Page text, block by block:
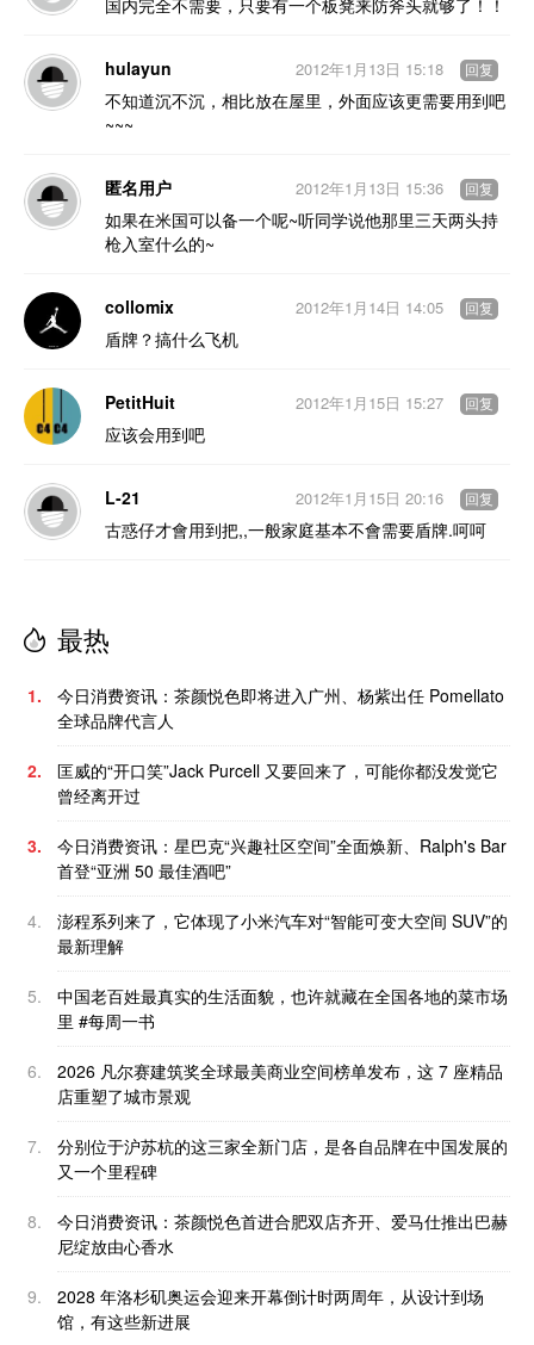
国内完全不需要，只要有一个板凳来防斧头就够了！！
hulayun
不知道沉不沉，相比放在屋里，外面应该更需要用到吧
~~~
2012年1月13日 15:18 回复
匿名用户
如果在米国可以备一个呢~听同学说他那里三天两头持
枪入室什么的~
2012年1月13日 15:36 回复
collomix
盾牌？搞什么飞机
2012年1月14日 14:05 回复
PetitHuit
应该会用到吧
2012年1月15日 15:27 回复
L-21
古惑仔才會用到把,,一般家庭基本不會需要盾牌.呵呵
2012年1月15日 20:16 回复
最热
1.
今日消费资讯：茶颜悦色即将进入广州、杨紫出任 Pomellato
全球品牌代言人
2.
匡威的“开口笑”Jack Purcell 又要回来了，可能你都没发觉它
曾经离开过
3.
今日消费资讯：星巴克“兴趣社区空间”全面焕新、Ralph's Bar
首登“亚洲 50 最佳酒吧”
4.
澎程系列来了，它体现了小米汽车对“智能可变大空间 SUV”的
最新理解
5.
中国老百姓最真实的生活面貌，也许就藏在全国各地的菜市场
里 #每周一书
6.
2026 凡尔赛建筑奖全球最美商业空间榜单发布，这 7 座精品
店重塑了城市景观
7.
分别位于沪苏杭的这三家全新门店，是各自品牌在中国发展的
又一个里程碑
8.
今日消费资讯：茶颜悦色首进合肥双店齐开、爱马仕推出巴赫
尼绽放由心香水
9.
2028 年洛杉矶奥运会迎来开幕倒计时两周年，从设计到场
馆，有这些新进展